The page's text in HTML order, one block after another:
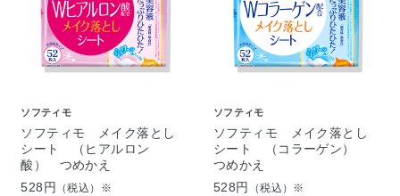
ソフティモ
ソフティモ メイク落とし
シート （ヒアルロン
酸） つめかえ
528円 （税込）※
ソフティモ
ソフティモ メイク落とし
シート （コラーゲン）
つめかえ
528円
（税込）※